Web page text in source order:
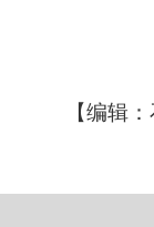
【编辑